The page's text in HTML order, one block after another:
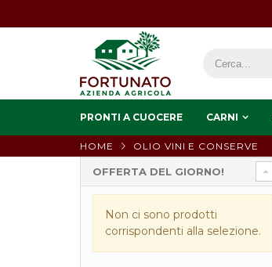
PRONTI A CUOCERE CARNI
HOME OLIO VINI E CONSERVE
OFFERTA DEL GIORNO!
Non ci sono prodotti
corrispondenti alla selezione.